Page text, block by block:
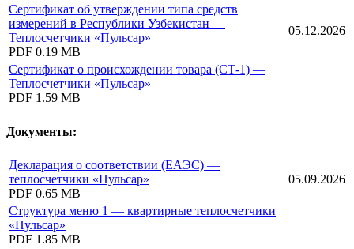
Сертификат об утверждении типа средств
измерений в Республики Узбекистан —
Теплосчетчики «Пульсар»
PDF 0.19 MB
05.12.2026
Сертификат о происхождении товара (СТ-1) —
Теплосчетчики «Пульсар»
PDF 1.59 MB
Документы:
Декларация о соответствии (ЕАЭС) —
теплосчетчики «Пульсар»
PDF 0.65 MB
05.09.2026
Структура меню 1 — квартирные теплосчетчики
«Пульсар»
PDF 1.85 MB